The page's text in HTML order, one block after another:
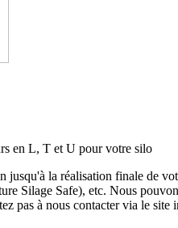
en L, T et U pour votre silo
la réalisation finale de
Silage Safe), etc. Nous
pas à nous contacter via le